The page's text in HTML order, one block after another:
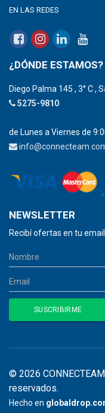
EN LAS REDES
¿DÓNDE ESTAMOS?
Diego Palma 145 , 3° C ,
5275-9810
de Lunes a Viernes de
NEWSLETTER
Recibí ofertas en tu email
© 2026
reservados.
Hecho en